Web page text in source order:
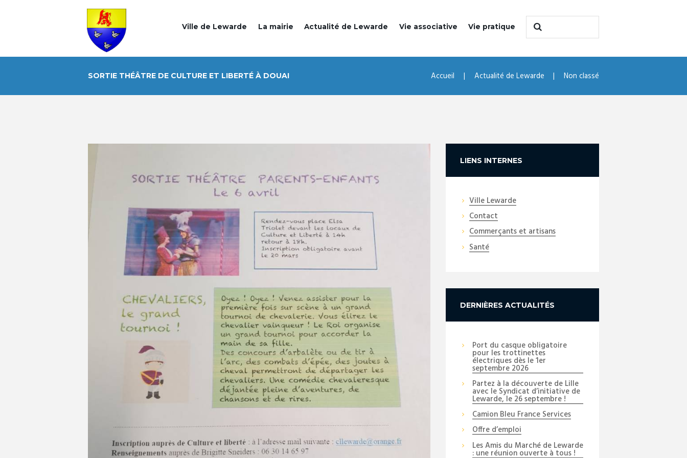
Ville de Lewarde La mairie Actualité de Lewarde Vie associative Vie pratique
SORTIE THÉÂTRE DE CULTURE ET LIBERTÉ À DOUAI Accueil Actualité de Lewarde Non classé
LIENS INTERNES
Ville Lewarde
Contact
Commerçants et artisans
Santé
DERNIÈRES ACTUALITÉS
Port du casque obligatoire
pour les trottinettes
électriques dès le 1er
septembre 2026
Partez à la découverte de Lille
avec le Syndicat d’initiative de
Lewarde, le 26 septembre !
Camion Bleu France Services
Offre d’emploi
Les Amis du Marché de Lewarde
: une réunion ouverte à tous !